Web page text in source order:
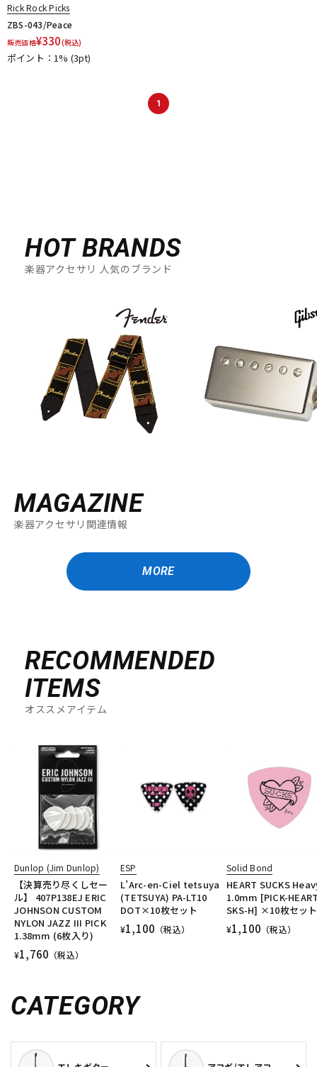
アンプ
Rick Rock Picks
ZBS-043/Peace
販売価格¥330(税込)
ポイント：1% (3pt)
1
HOT BRANDS
楽器アクセサリ 人気のブランド
MAGAZINE
楽器アクセサリ関連情報
MORE
RECOMMENDED
ITEMS
オススメアイテム
Dunlop (Jim Dunlop)
【決算売り尽くしセー
ル】 407P138EJ ERIC
JOHNSON CUSTOM
NYLON JAZZ III PICK
1.38mm (6枚入り)
¥1,760 （税込）
ESP
L’Arc-en-Ciel tetsuya
(TETSUYA) PA-LT10
DOT×10枚セット
¥1,100 （税込）
Solid Bond
HEART SUCKS
1.0mm [PICK-
SKS-H] ×10枚セット
¥1,100 （税込）
CATEGORY